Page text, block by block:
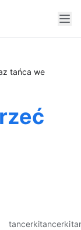
tańca we
tancerkitancerki